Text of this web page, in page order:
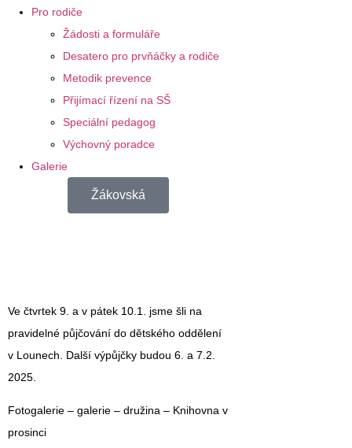
Pro rodiče
Žádosti a formuláře
Desatero pro prvňáčky a rodiče
Metodik prevence
Přijímací řízení na SŠ
Speciální pedagog
Výchovný poradce
Galerie
Žákovská
Ve čtvrtek 9. a v pátek 10.1. jsme šli na
pravidelné půjčování do dětského oddělení
v Lounech. Další výpůjčky budou 6. a 7.2.
2025.
Fotogalerie – galerie – družina – Knihovna v
prosinci